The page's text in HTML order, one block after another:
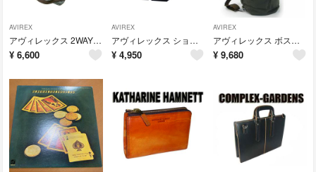
AVIREX
アヴィレックス 2WAYレッグバッグ AVX348 カーキ
¥ 6,600
AVIREX
アヴィレックス ショルダーバッグ AVX342 ブラック
¥ 4,950
AVIREX
アヴィレックス ボストンバッグ AVX308L カーキ
¥ 9,680